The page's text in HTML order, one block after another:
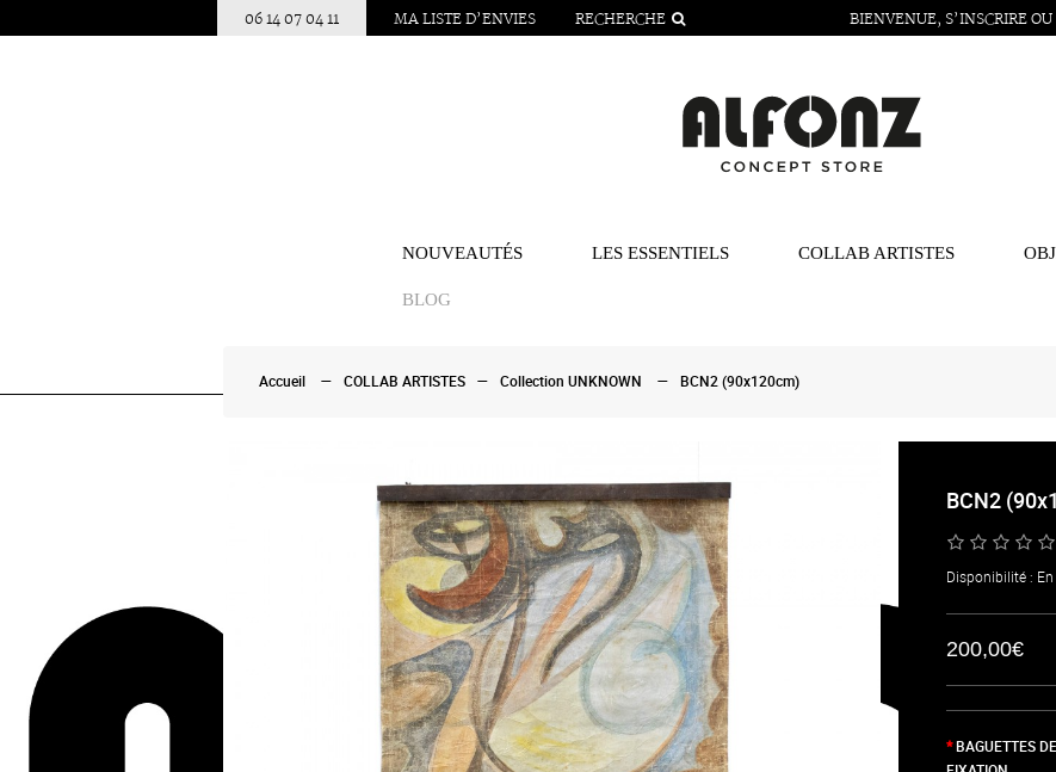
06 14 07 04 11 MA LISTE D’ENVIES RECHERCHE BIENVENUE, S’INSCRIRE OU
NOUVEAUTÉS LES ESSENTIELS COLLAB ARTISTES
BLOG
Accueil COLLAB ARTISTES Collection UNKNOWN BCN2 (90x120cm)
BCN2
Disponibilité :
200,00€
BAGUETTES DE